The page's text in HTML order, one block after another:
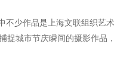
少作品是上海文联组织艺术
捉城市节庆瞬间的摄影作品